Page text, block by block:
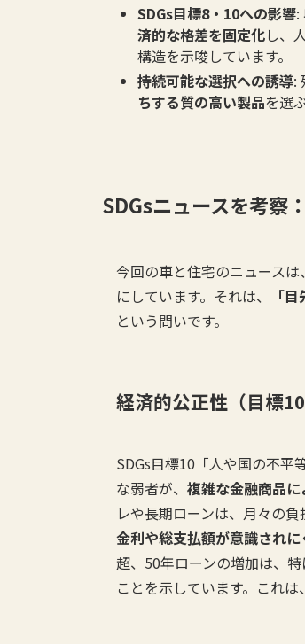
SDGs目標8・10への影響:
済的な格差を固定化し、
構造を示唆しています。
持続可能な選択への誘導:
ちする質の高い製品を選
SDGsニュースを考察
今回の車と住宅のニュース
にしています。それは、
「
という問いです。
経済的公正性（目標
SDGs目標10「人や国の不平
な弱者が、複雑な金融商品
レや長期ローンは、月々の
金利や総支払額が意識されに
超、50年ローンの増加は、
ことを示しています。これ